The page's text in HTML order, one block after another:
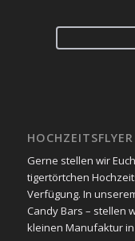
HOCHZEITSFLYER
Gerne stellen wir
tigertörtchen
Verfügung. In
Candy Bars – stellen
kleinen Manufaktur